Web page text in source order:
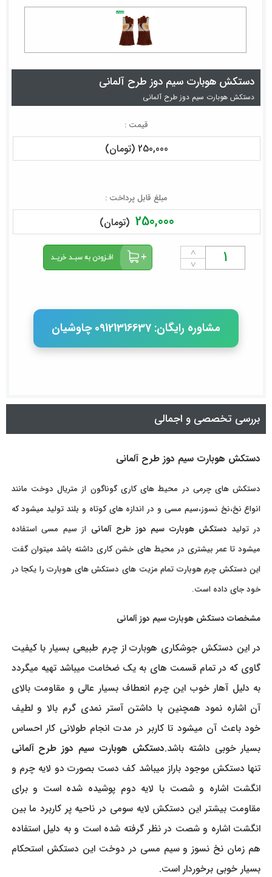
دستکش هوبارت سیم دوز طرح آلمانی
دستکش هوبارت سیم دوز طرح آلمانی
قیمت :
250,000 (تومان)
مبلغ قابل پرداخت :
250,000 (تومان)
˄
˅
مشاوره رایگان: 09121316637 چاوشیان
بررسی تخصصی و اجمالی
دستکش هوبارت سیم دوز طرح آلمانی
دستکش های چرمی در محیط های کاری گوناگون از متریال دوخت مانند
انواع نخ،نخ نسوز،سیم مسی و در اندازه های کوتاه و بلند تولید میشود که
در تولید دستکش هوبارت سیم دوز طرح آلمانی از سیم مسی استفاده
میشود تا عمر بیشتری در محیط های خشن کاری داشته باشد میتوان گفت
این دستکش چرم هوبارت تمام مزیت های دستکش های هوبارت را یکجا در
خود جای داده است.
مشخصات دستکش هوبارت سیم دوز آلمانی
در این دستکش جوشکاری هوبارت از چرم طبیعی بسیار با کیفیت
گاوی که در تمام قسمت های به یک ضخامت میباشد تهیه میگردد
به دلیل آهار خوب این چرم انعطاف بسیار عالی و مقاومت بالای
آن اشاره نمود همچنین با داشتن آستر نمدی گرم بالا و لطیف
خود باعث آن میشود تا کاربر در مدت انجام طولانی کار احساس
بسیار خوبی داشته باشد.دستکش هوبارت سیم دوز طرح آلمانی
تنها دستکش موجود باراز میباشد کف دست بصورت دو لایه چرم و
انگشت اشاره و شصت با لایه دوم پوشیده شده است و برای
مقاومت بیشتر این دستکش لایه سومی در ناحیه پر کاربرد ما بین
انگشت اشاره و شصت در نظر گرفته شده است و به دلیل استفاده
هم زمان نخ نسوز و سیم مسی در دوخت این دستکش استحکام
بسیار خوبی برخوردار است.